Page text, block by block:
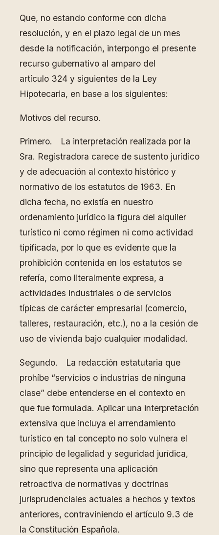
Que, no estando conforme con dicha
resolución, y en el plazo legal de un mes
desde la notificación, interpongo el presente
recurso gubernativo al amparo del
artículo 324 y siguientes de la Ley
Hipotecaria, en base a los siguientes:
Motivos del recurso.
Primero. La interpretación realizada por la
Sra. Registradora carece de sustento jurídico
y de adecuación al contexto histórico y
normativo de los estatutos de 1963. En
dicha fecha, no existía en nuestro
ordenamiento jurídico la figura del alquiler
turístico ni como régimen ni como actividad
tipificada, por lo que es evidente que la
prohibición contenida en los estatutos se
refería, como literalmente expresa, a
actividades industriales o de servicios
típicas de carácter empresarial (comercio,
talleres, restauración, etc.), no a la cesión de
uso de vivienda bajo cualquier modalidad.
Segundo. La redacción estatutaria que
prohíbe “servicios o industrias de ninguna
clase” debe entenderse en el contexto en
que fue formulada. Aplicar una interpretación
extensiva que incluya el arrendamiento
turístico en tal concepto no solo vulnera el
principio de legalidad y seguridad jurídica,
sino que representa una aplicación
retroactiva de normativas y doctrinas
jurisprudenciales actuales a hechos y textos
anteriores, contraviniendo el artículo 9.3 de
la Constitución Española.